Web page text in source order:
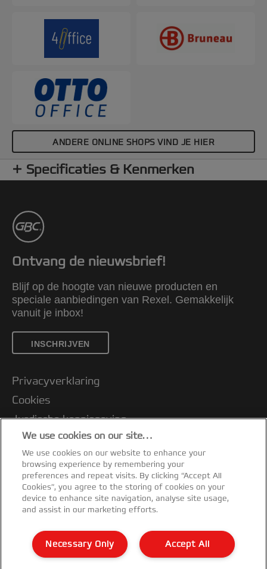
ANDERE ONLINE SHOPS VIND JE HIER
Specificaties & Kenmerken
Ontvang de nieuwsbrief!
Blijf op de hoogte van nieuwe producten en
speciale aanbiedingen van Rexel. Gemakkelijk
vanuit je inbox!
INSCHRIJVEN
Privacyverklaring
Cookies
Jurdische kennisgeving
Imprint
Klantenservice
Mijn gegevens beheren
Garantievoorwaarden
Conformiteitsverklaringen
Richtlijnen bij recycling van verpakkingen
Sitemap
We use cookies on our site…
We use cookies on our website to enhance your
browsing experience by remembering your
preferences and repeat visits. By clicking “Accept All
Cookies”, you agree to the storing of cookies on your
device to enhance site navigation, analyse site usage,
and assist in our marketing efforts.
Accept All
Necessary Only